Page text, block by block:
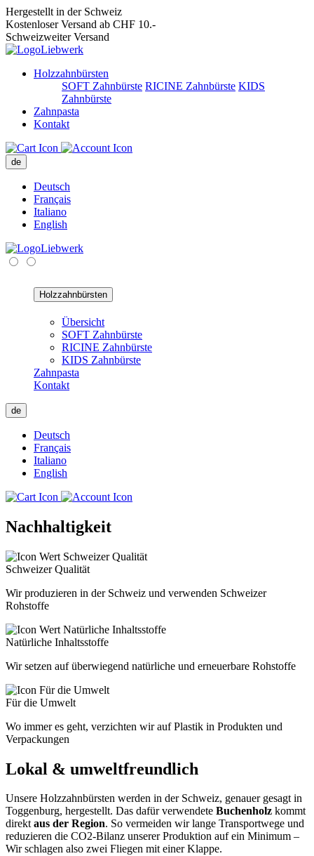
Hergestellt in der Schweiz
Kostenloser Versand ab CHF 10.-
Schweizweiter Versand
Holzzahnbürsten
SOFT Zahnbürste RICINE Zahnbürste KIDS
Zahnbürste
Zahnpasta
Kontakt
de
Deutsch
Français
Italiano
English
Holzzahnbürsten
Übersicht
SOFT Zahnbürste
RICINE Zahnbürste
KIDS Zahnbürste
Zahnpasta
Kontakt
de
Deutsch
Français
Italiano
English
Nachhaltigkeit
Schweizer Qualität
Wir produzieren in der Schweiz und verwenden Schweizer
Rohstoffe
Natürliche Inhaltsstoffe
Wir setzen auf überwiegend natürliche und erneuerbare Rohstoffe
Für die Umwelt
Wo immer es geht, verzichten wir auf Plastik in Produkten und
Verpackungen
Lokal & umweltfreundlich
Unsere Holzzahnbürsten werden in der Schweiz, genauer gesagt in
Toggenburg, hergestellt. Das dafür verwendete Buchenholz kommt
direktaus der Region. So vermeiden wir lange Transportwege und
reduzieren die CO2-Bilanz unserer Produktion auf ein Minimum –
Wir schlagen also zwei Fliegen mit einer Klappe.